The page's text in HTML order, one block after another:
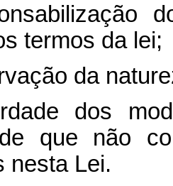
termos da lei;
da
dos
que não
nesta Lei.